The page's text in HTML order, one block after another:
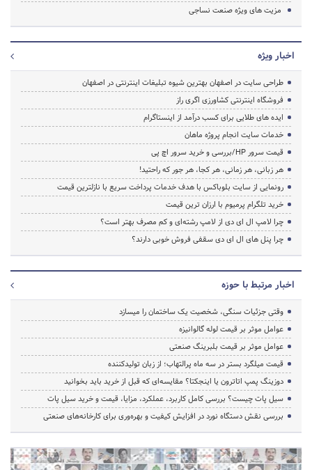
مزیت های ویژه صنعت نساجی
اخبار ویژه
طراحی سایت در اصفهان بهترین شیوه تبلیغات اینترنتی در اصفهان
فروشگاه اینترنتی کشاورزی اگری راز
ایده های طلایی برای کسب درآمد از اینستاگرام
خدمات سایت انجام پروژه ماهان
قیمت سرور HP/بررسی و خرید سرور اچ پی
هر زبانی، هر زمانی، هر کجا، هر جور که راحتید!
رونمایی از سایت بلوباکس با هدف خدمات پرداخت سریع با نازلترین قیمت
خرید تلگرام پرمیوم با ارزان ترین قیمت
چرا لامپ ال ای دی از لامپ رشته‌ای و کم مصرف بهتر است؟
چرا پنل های ال ای دی سقفی فروش خوبی دارند؟
اخبار مرتبط با حوزه
وقتی جزئیات سنگی، شخصیت یک ساختمان را میسازد
عوامل موثر بر قیمت لوله گالوانیزه
عوامل موثر بر قیمت بلبرینگ صنعتی
قیمت میلگرد بستر در سه ماه پرالتهاب؛ از زبان تولیدکننده
دوزینگ پمپ اتاترون یا اینجکتا؟ مقایسه‌ای که قبل از خرید باید بخوانید
سیل پات چیست؟ بررسی کامل کاربرد، عملکرد، مزایا، قیمت و خرید سیل پات
بررسی نقش دستگاه نورد در افزایش کیفیت و بهره‌وری برای کارخانه‌های صنعتی